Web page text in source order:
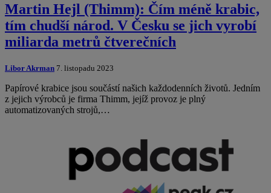
Martin Hejl (Thimm): Čím méně krabic,
tím chudší národ. V Česku se jich vyrobí
miliarda metrů čtverečních
Libor Akrman 7. listopadu 2023
Papírové krabice jsou součástí našich každodenních životů. Jedním
z jejich výrobců je firma Thimm, jejíž provoz je plný
automatizovaných strojů,…